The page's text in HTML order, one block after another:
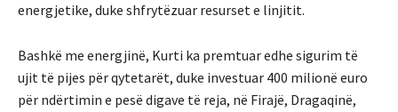
energjetike, duke shfrytëzuar resurset e linjitit.
Bashkë me energjinë, Kurti ka premtuar edhe sigurim të
ujit të pijes për qytetarët, duke investuar 400 milionë euro
për ndërtimin e pesë digave të reja, në Firajë, Dragaqinë,